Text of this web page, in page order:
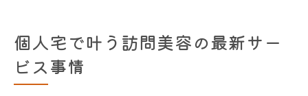
個人宅で叶う訪問美容の最新サー
ビス事情